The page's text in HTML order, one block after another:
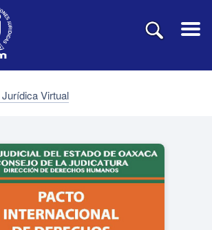
Virtual